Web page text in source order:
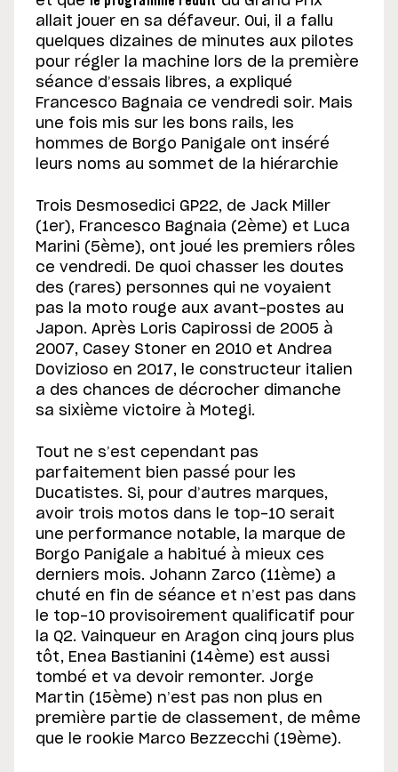
allait jouer en sa défaveur. Oui, il a fallu
quelques dizaines de minutes aux pilotes
pour régler la machine lors de la première
séance d’essais libres, a expliqué
Francesco Bagnaia ce vendredi soir. Mais
une fois mis sur les bons rails, les
hommes de Borgo Panigale ont inséré
leurs noms au sommet de la hiérarchie
Trois Desmosedici GP22, de Jack Miller
(1er), Francesco Bagnaia (2ème) et Luca
Marini (5ème), ont joué les premiers rôles
ce vendredi. De quoi chasser les doutes
des (rares) personnes qui ne voyaient
pas la moto rouge aux avant-postes au
Japon. Après Loris Capirossi de 2005 à
2007, Casey Stoner en 2010 et Andrea
Dovizioso en 2017, le constructeur italien
a des chances de décrocher dimanche
sa sixième victoire à Motegi.
Tout ne s’est cependant pas
parfaitement bien passé pour les
Ducatistes. Si, pour d’autres marques,
avoir trois motos dans le top-10 serait
une performance notable, la marque de
Borgo Panigale a habitué à mieux ces
derniers mois. Johann Zarco (11ème) a
chuté en fin de séance et n’est pas dans
le top-10 provisoirement qualificatif pour
la Q2. Vainqueur en Aragon cinq jours plus
tôt, Enea Bastianini (14ème) est aussi
tombé et va devoir remonter. Jorge
Martin (15ème) n’est pas non plus en
première partie de classement, de même
que le rookie Marco Bezzecchi (19ème).